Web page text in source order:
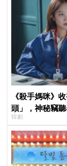
《殺手媽咪》
頭」，神秘竊
韓劇